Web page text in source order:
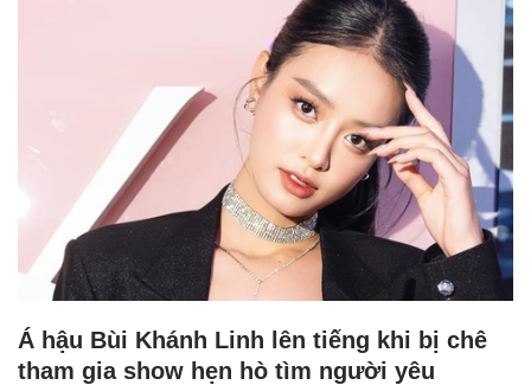
Á hậu Bùi Khánh Linh lên tiếng khi bị chê
tham gia show hẹn hò tìm người yêu